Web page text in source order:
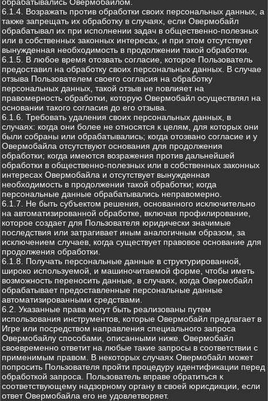
6.1.4. Возражать против обработки своих персональных данных, а
также запрещать их обработку в случаях, если Овермобайл
обрабатывал их при исполнении задач в общественно-полезных
или в собственных законных интересах, и при этом отсутствует
вынужденная необходимость в продолжении такой обработки.
6.1.5. В любое время отозвать согласие, которое Пользователь
предоставил на обработку своих персональных данных. В случае
отзыва Пользователем своего согласия на обработку
персональных данных, такой отзыв не повлияет на
правомерность обработки, которую Овермобайл осуществлял на
основании такого согласия до его отзыва.
6.1.6. Требовать удаления своих персональных данных, в
случаях: когда они более не относятся к целям, для которых они
были собраны или обрабатывались; когда отозвано согласие и у
Овермобайла отсутствуют основания для продолжения
обработки; когда имеются возражения против дальнейшей
обработки в общественно-полезных или в собственных законных
интересах Овермобайла и отсутствует вынужденная
необходимость в продолжении такой обработки; когда
персональные данные обрабатывались неправомерно.
6.1.7. Не быть субъектом решения, основанного исключительно
на автоматизированной обработке, включая профилирование,
которое создает для Пользователя юридически значимые
последствия или затрагивает иным аналогичным образом, за
исключением случаев, когда существует правовое основание для
продолжения обработки.
6.1.8. Получать персональные данные в структурированной,
широко используемой, и машиночитаемой форме, чтобы иметь
возможность переносить данные, в случаях, когда Овермобайл
обрабатывает предоставленные персональные данные
автоматизированными средствами.
6.2. Указанные права могут быть реализованы путем
использования инструментов, которые Овермобайл предлагает в
Игре или посредством направления специального запроса
Овермобайлу способами, описанными ниже. Овермобайл
своевременно ответит на любые такие запросы в соответствии с
применимым правом. В некоторых случаях Овермобайл может
попросить Пользователя пройти процедуру идентификации перед
обработкой запроса. Пользователь вправе обратиться к
соответствующему надзорному органу в своей юрисдикции, если
ответ Овермобайла его не удовлетворяет.